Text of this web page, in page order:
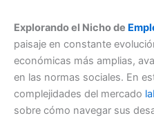
Explorando el Nicho de
paisaje en constante
económicas más amplias,
en las normas sociales. En
complejidades del mercado
sobre cómo navegar sus